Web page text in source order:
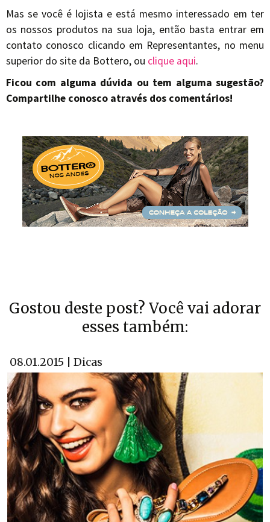
Mas se você é lojista e está mesmo interessado em ter
os nossos produtos na sua loja, então basta entrar em
contato conosco clicando em Representantes, no menu
superior do site da Bottero, ou clique aqui.
Ficou com alguma dúvida ou tem alguma sugestão?
Compartilhe conosco através dos comentários!
Gostou deste post? Você vai adorar
esses também:
08.01.2015 | Dicas